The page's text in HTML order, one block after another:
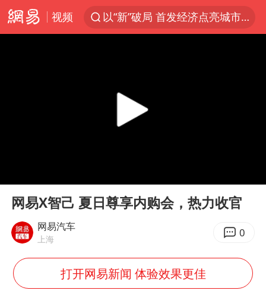
视频
以“新”破局 首发经济点亮城市消费活力
看守所辅警收受10万获刑1年
宇树科技发行价格150.80元/股
U17国足1分钟轰2球
外交部发言人就广岛核爆81周年等答记者问
贵州轮胎子公司获美国退税8136万
Play
网易X智己 夏日尊享内购会，热力收官
网易汽车
上海 0
打开网易新闻 体验效果更佳